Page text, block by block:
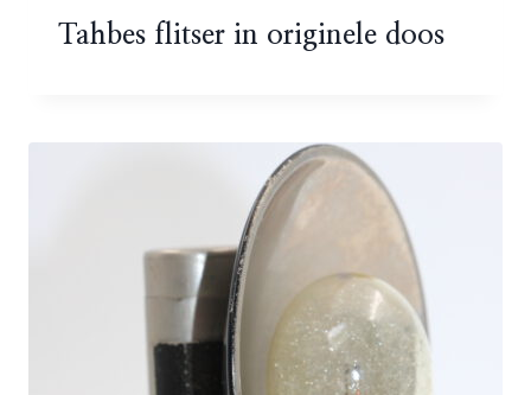
Tahbes flitser in originele doos